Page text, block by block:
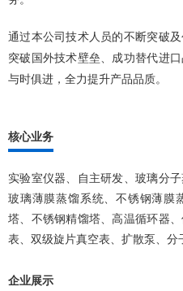
通过本公司技术人员的不断突破
突破国外技术壁垒、成功替代进
与时俱进，全力提升产品品质。
核心业务
实验室仪器、自主研发、玻璃分
玻璃薄膜蒸馏系统、不锈钢薄膜
塔、不锈钢精馏塔、高温循环器
表、双级旋片真空表、扩散泵、分
企业展示